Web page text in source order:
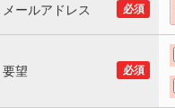
必須
メールアドレス
必須
要望